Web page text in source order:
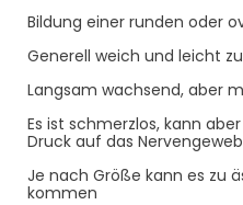
Bildung einer runden oder
Generell weich und leicht
Langsam wachsend, aber
Es ist schmerzlos, kann
Druck auf das
Je nach Größe kann es zu
kommen